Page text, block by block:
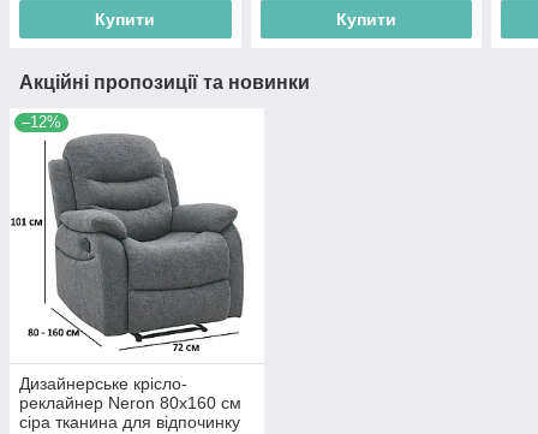
Купити Купити
Акційні пропозиції та новинки
–12%
Дизайнерське крісло-
реклайнер Neron 80х160 см
сіра тканина для відпочинку